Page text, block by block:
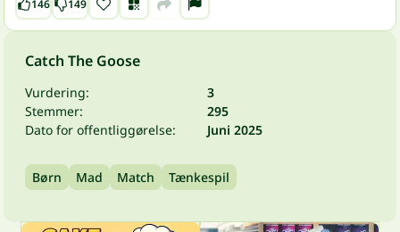
146 149
Catch The Goose
Vurdering:
3
Stemmer:
295
Dato for offentliggørelse:
Juni 2025
Børn Mad Match Tænkespil